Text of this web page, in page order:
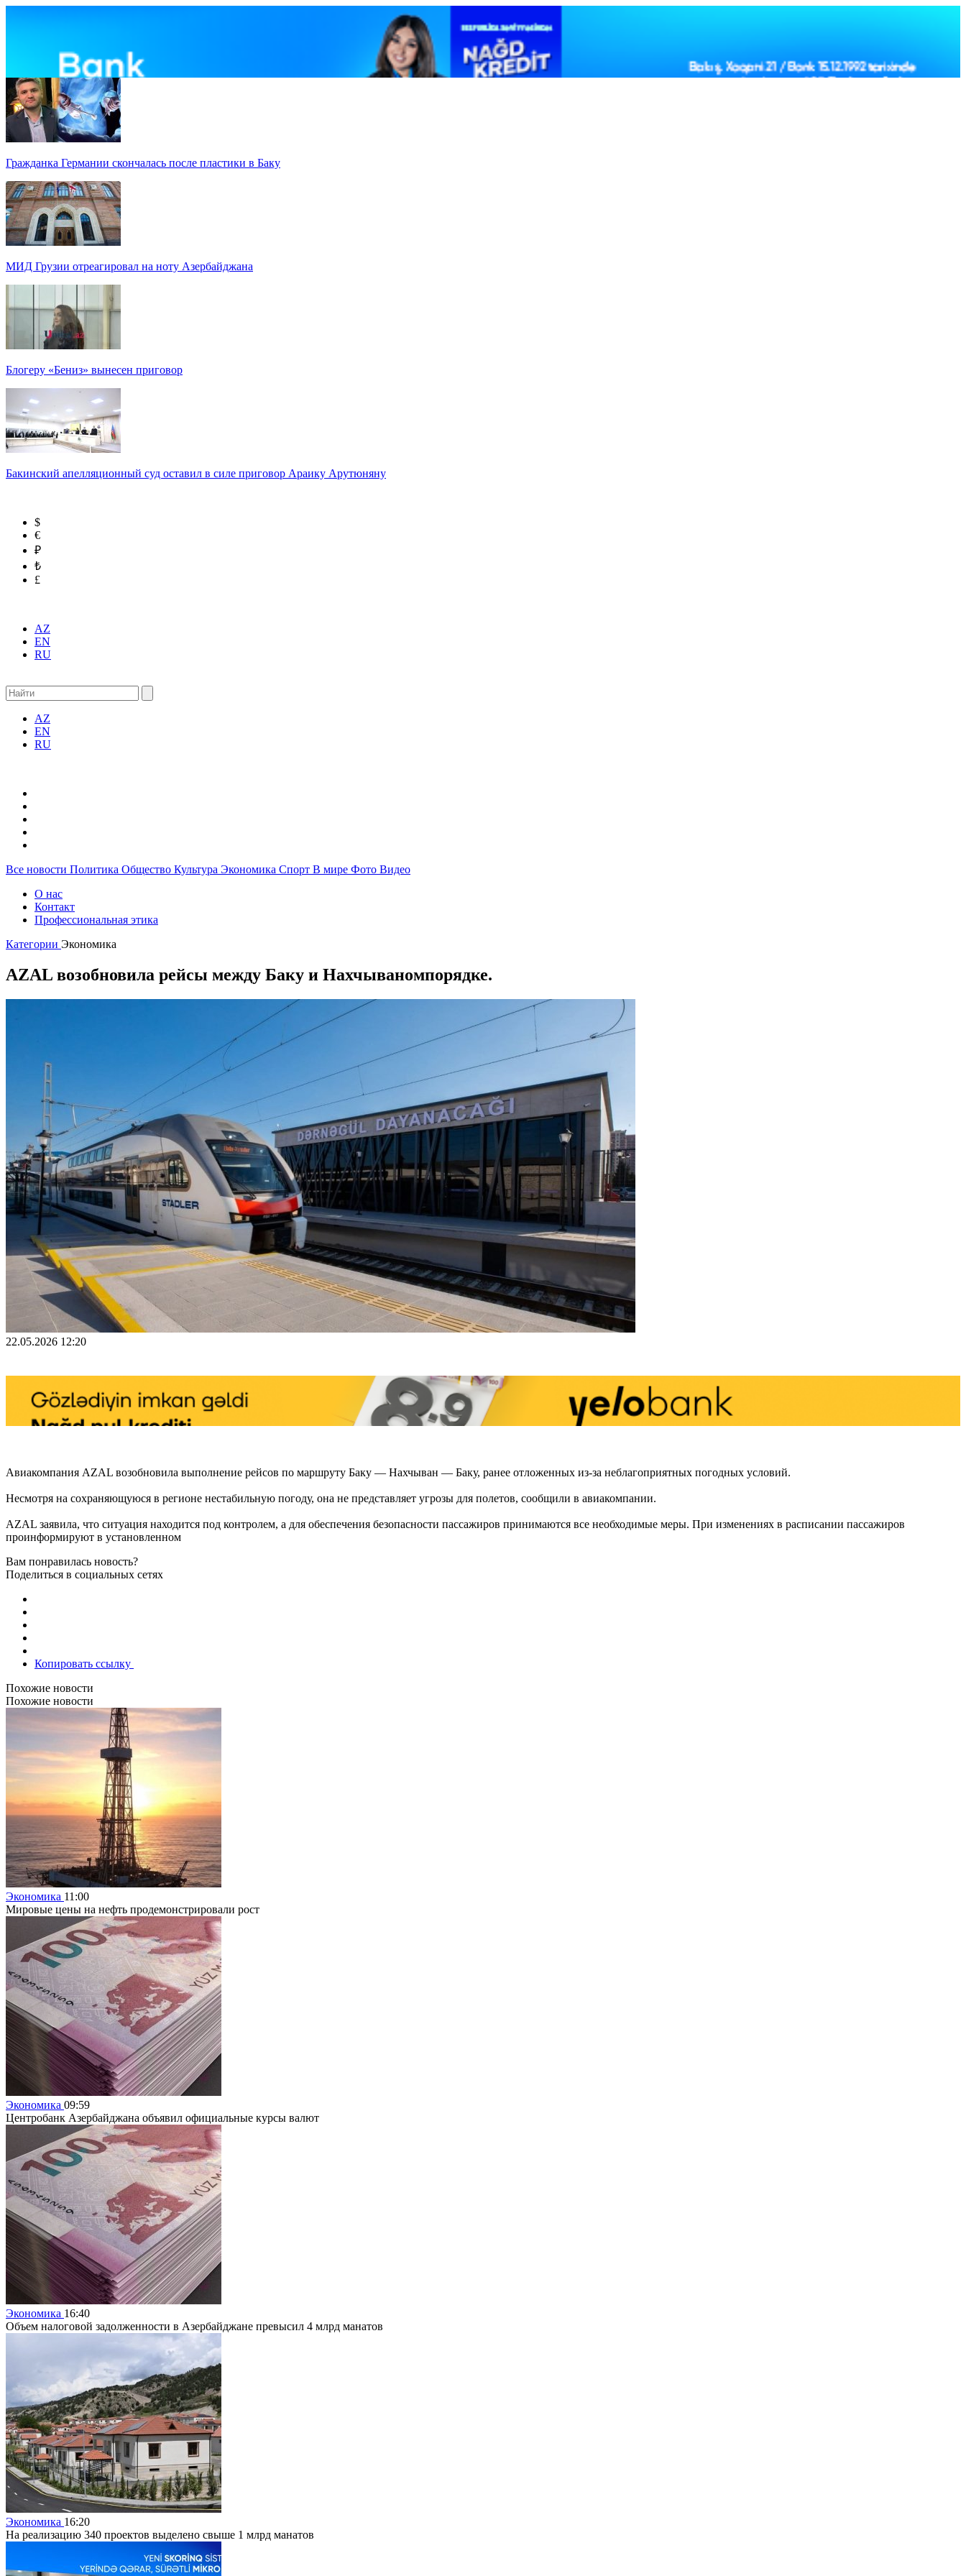
Гражданка Германии скончалась после пластики в Баку
МИД Грузии отреагировал на ноту Азербайджана
Блогеру «Бениз» вынесен приговор
Бакинский апелляционный суд оставил в силе приговор Араику Арутюняну
$
€
₽
₺
£
AZ
EN
RU
AZ
EN
RU
Все новости Политика Общество Культура Экономика Спорт В мире Фото Видео
О нас
Контакт
Профессиональная этика
Категории Экономика
AZAL возобновила рейсы между Баку и Нахчываномпорядке.
22.05.2026 12:20
Авиакомпания AZAL возобновила выполнение рейсов по маршруту Баку — Нахчыван — Баку, ранее отложенных из-за неблагоприятных погодных условий.
Несмотря на сохраняющуюся в регионе нестабильную погоду, она не представляет угрозы для полетов, сообщили в авиакомпании.
AZAL заявила, что ситуация находится под контролем, а для обеспечения безопасности пассажиров принимаются все необходимые меры. При изменениях в расписании пассажиров
проинформируют в установленном
Вам понравилась новость?
Поделиться в социальных сетях
Копировать ссылку
Похожие новости
Похожие новости
Экономика 11:00
Мировые цены на нефть продемонстрировали рост
Экономика 09:59
Центробанк Азербайджана объявил официальные курсы валют
Экономика 16:40
Объем налоговой задолженности в Азербайджане превысил 4 млрд манатов
Экономика 16:20
На реализацию 340 проектов выделено свыше 1 млрд манатов